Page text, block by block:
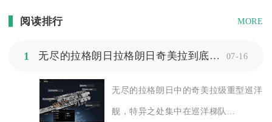
阅读排行 MORE
1 无尽的拉格朗日拉格朗日奇美拉到底有何特异之处 07-16
无尽的拉格朗日中的奇美拉级重型巡洋
舰，特异之处集中在巡洋梯队...